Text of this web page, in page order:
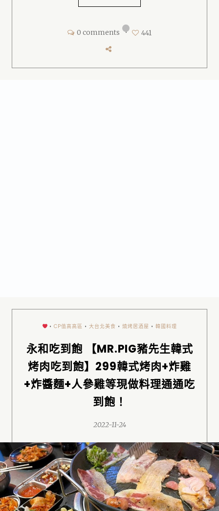
0 comments • 441
•CP值高高區 •大台北美食 •燒烤居酒屋 •韓國料理
永和吃到飽 【MR.PIG豬先生韓式
烤肉吃到飽】299韓式烤肉+炸雞
+炸醬麵+人參雞等現做料理通通吃
到飽！
2022-11-24